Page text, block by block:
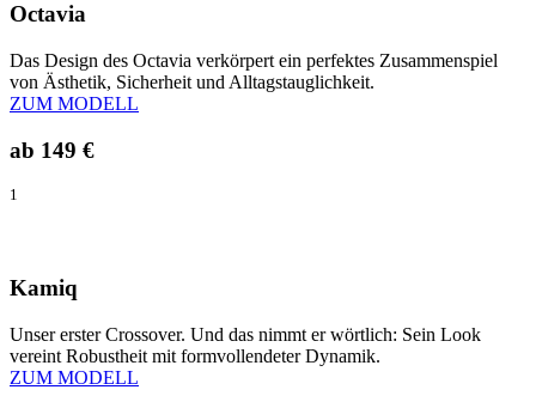
Octavia
Das Design des Octavia verkörpert ein perfektes Zusammenspiel
von Ästhetik, Sicherheit und Alltagstauglichkeit.
ZUM MODELL
ab 149 €
1
Kamiq
Unser erster Crossover. Und das nimmt er wörtlich: Sein Look
vereint Robustheit mit formvollendeter Dynamik.
ZUM MODELL